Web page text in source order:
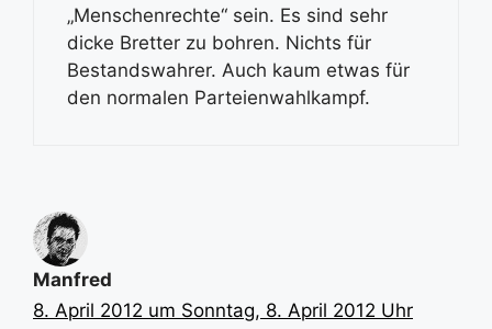
„Menschenrechte“ sein. Es sind sehr
dicke Bretter zu bohren. Nichts für
Bestandswahrer. Auch kaum etwas für
den normalen Parteienwahlkampf.
Manfred
8. April 2012 um Sonntag, 8. April 2012 Uhr